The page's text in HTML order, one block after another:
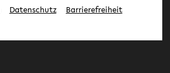
Datenschutz Barrierefreiheit